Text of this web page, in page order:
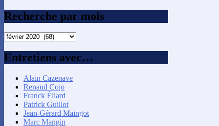
Recherche par mois
Recherche
mois
Entretiens avec…
Alain Cazenave
Renaud Cojo
Franck Éliard
Patrick Guillot
Jean-Gérard Maingot
Marc Mangin